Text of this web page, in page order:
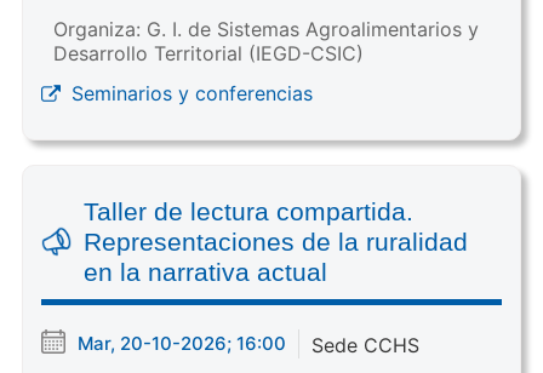
Organiza: G. I. de Sistemas Agroalimentarios y
Desarrollo Territorial (IEGD-CSIC)
Seminarios y conferencias
Taller de lectura compartida.
Representaciones de la ruralidad
en la narrativa actual
Mar, 20-10-2026; 16:00 Sede CCHS